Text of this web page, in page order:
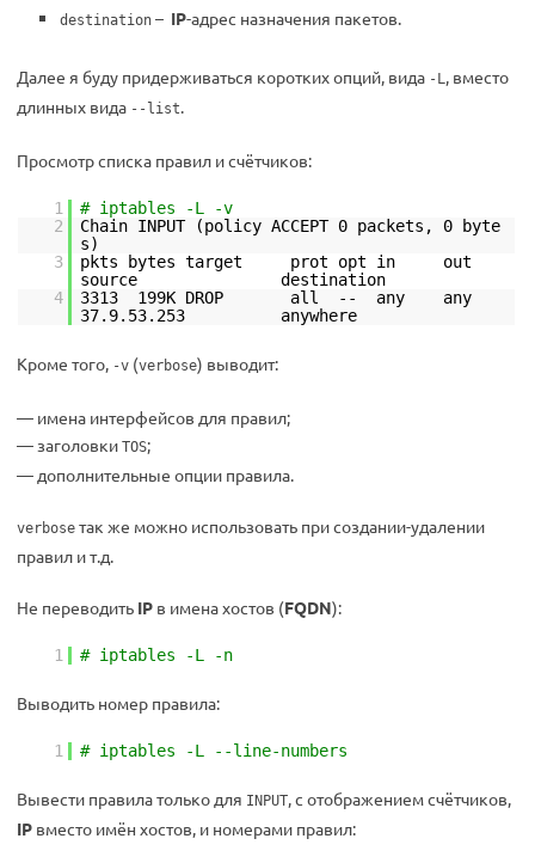
destination – IP-адрес назначения пакетов.
Далее я буду придерживаться коротких опций, вида -L, вместо
длинных вида --list.
Просмотр списка правил и счётчиков:
1
# iptables -L -v
2
Chain INPUT (policy ACCEPT 0 packets, 0 byte
s)
3
pkts bytes target prot opt in out
source destination
4
3313 199K DROP all -- any any
37.9.53.253 anywhere
Кроме того, -v (verbose) выводит:
— имена интерфейсов для правил;
— заголовки TOS;
— дополнительные опции правила.
verbose так же можно использовать при создании-удалении
правил и т.д.
Не переводить IP в имена хостов (FQDN):
1 # iptables -L -n
Выводить номер правила:
1 # iptables -L --line-numbers
Вывести правила только для INPUT, с отображением счётчиков,
IP вместо имён хостов, и номерами правил: